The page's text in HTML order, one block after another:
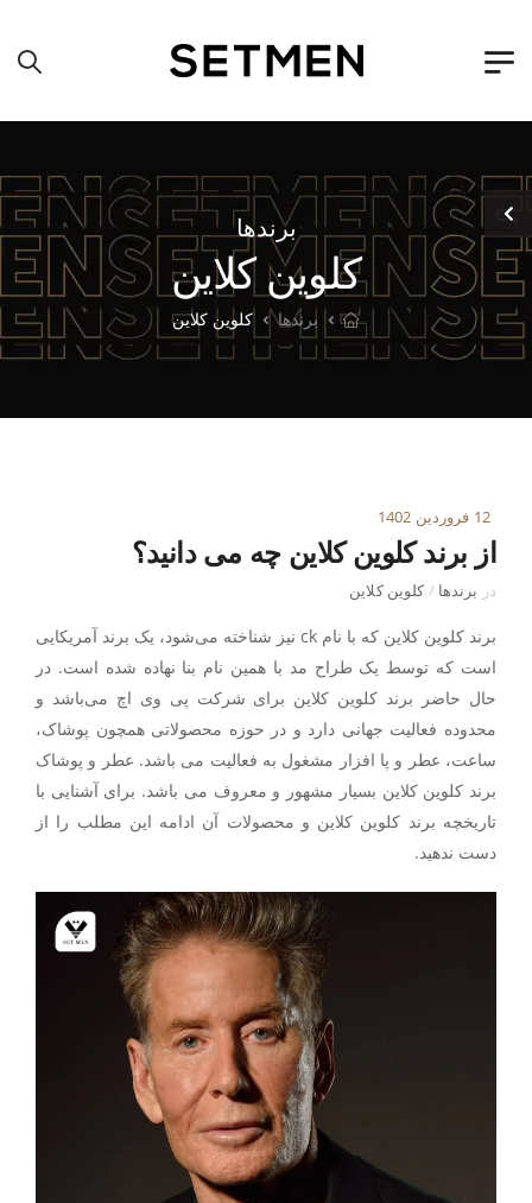
برندها
کلوین کلاین
برندها کلوین کلاین
12 فروردین 1402
از برند کلوین کلاین چه می دانید؟
در برندها /کلوین کلاین
برند کلوین کلاین که با نام ck نیز شناخته می‌شود، یک برند آمریکایی
است که توسط یک طراح مد با همین نام بنا نهاده شده است. در
حال حاضر برند کلوین کلاین برای شرکت پی وی اچ می‌باشد و
محدوده فعالیت جهانی دارد و در حوزه محصولاتی همچون پوشاک،
ساعت، عطر و پا افزار مشغول به فعالیت می باشد. عطر و پوشاک
برند کلوین کلاین بسیار مشهور و معروف می باشد. برای آشنایی با
تاریخچه برند کلوین کلاین و محصولات آن ادامه این مطلب را از
دست ندهید.